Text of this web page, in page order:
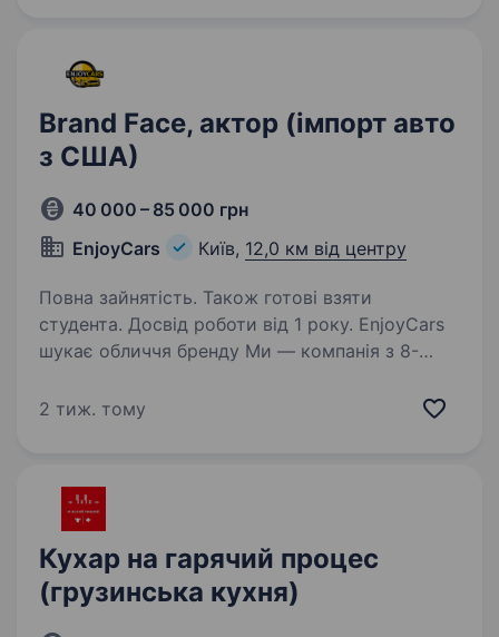
Brand Face, актор (імпорт авто
з США)
40 000 – 85 000 грн
EnjoyCars
Київ, 12,0 км від центру
Повна зайнятість. Також готові взяти
студента. Досвід роботи від 1 року. EnjoyCars
шукає обличчя бренду Ми — компанія з 8-
та Канади. За цей час доставили понад 2500
автоінфлюенсера,…
2 тиж. тому
Кухар на гарячий процес
(грузинська кухня)